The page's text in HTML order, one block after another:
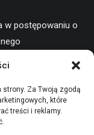
strony. Za Twoją zgodą
które
treści i reklamy.
w postępowaniu o